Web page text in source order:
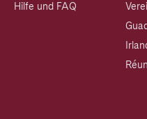
Hilfe und FAQ